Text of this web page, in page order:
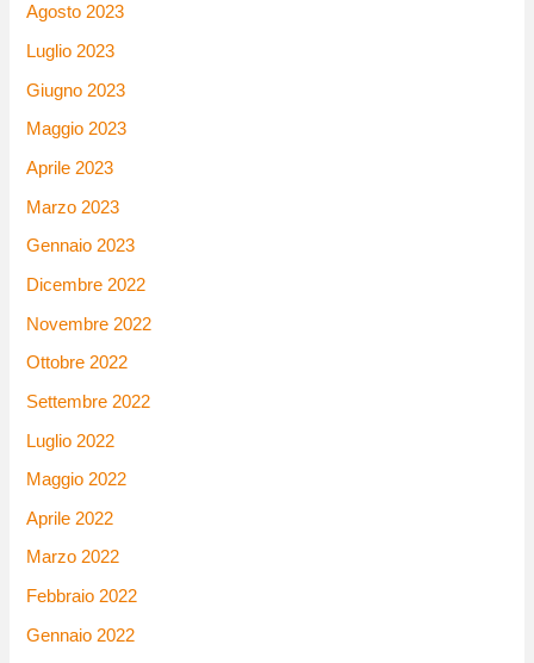
Agosto 2023
Luglio 2023
Giugno 2023
Maggio 2023
Aprile 2023
Marzo 2023
Gennaio 2023
Dicembre 2022
Novembre 2022
Ottobre 2022
Settembre 2022
Luglio 2022
Maggio 2022
Aprile 2022
Marzo 2022
Febbraio 2022
Gennaio 2022